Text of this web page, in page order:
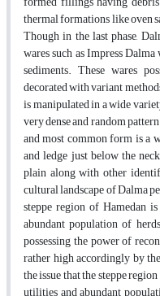
thermal formations like oven
Though in the last phase,
wares such as Impress
sediments. These wares
decorated with variant
is manipulated in a wide
very dense and random
and most common form is a
and ledge just below the
plain along with other
cultural landscape of Dalma
steppe region of Hamedan
abundant population of
possessing the power of
rather high accordingly by
the issue that the steppe